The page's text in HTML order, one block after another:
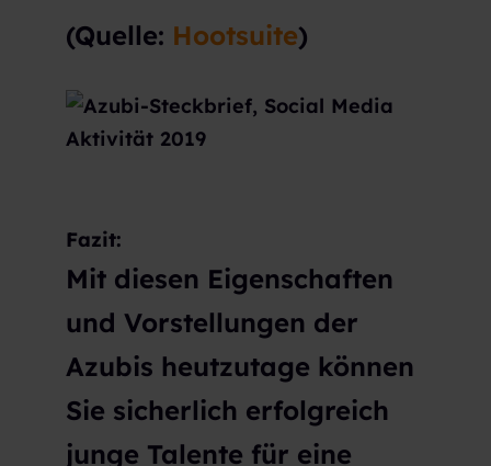
(Quelle: Hootsuite)
Fazit:
Mit diesen Eigenschaften
und Vorstellungen der
Azubis heutzutage können
Sie sicherlich erfolgreich
junge Talente für eine